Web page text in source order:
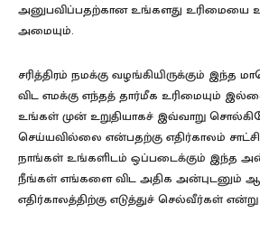
அனுபவிப்பதற்கான உங்களது உரிமையை
அமையும்.
சரித்திரம் நமக்கு வழங்கியிருக்கும் இந்த
விட எமக்கு எந்தத் தார்மீக உரிமையும்
உங்கள் முன் உறுதியாகச் இவ்வாறு
செய்யவில்லை என்பதற்கு எதிர்காலம்
நாங்கள் உங்களிடம் ஒப்படைக்கும் இந்த
நீங்கள் எங்களை விட அதிக அன்புடனும்
எதிர்காலத்திற்கு எடுத்துச் செல்வீர்கள்